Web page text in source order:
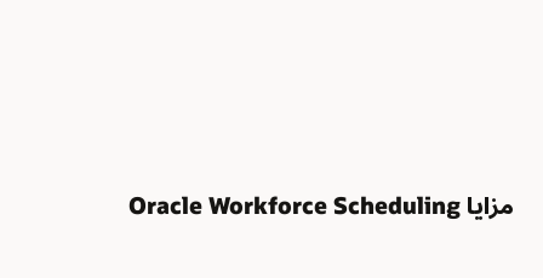
مزايا Oracle Workforce Scheduling